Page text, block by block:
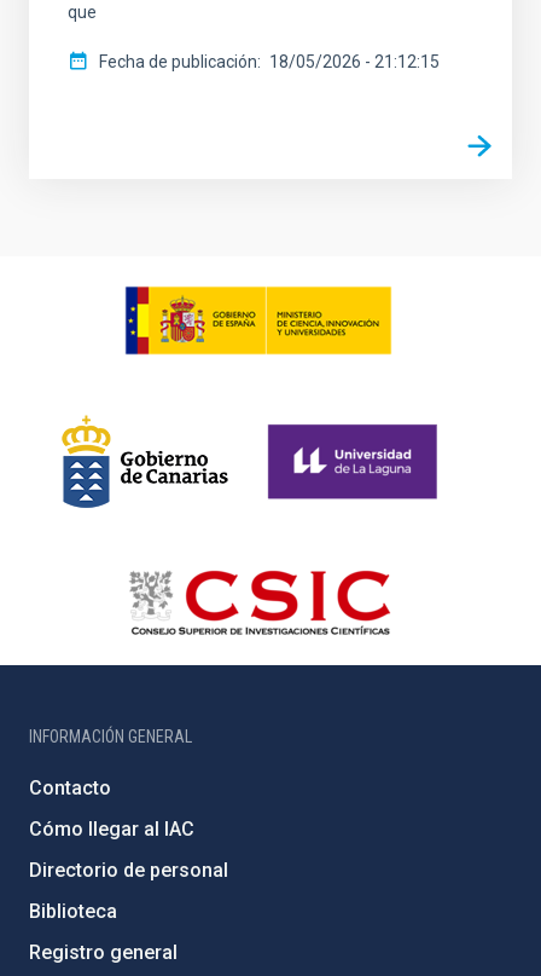
que
Fecha de publicación 18/05/2026 - 21:12:15
INFORMACIÓN GENERAL
Contacto
Cómo llegar al IAC
Directorio de personal
Biblioteca
Registro general